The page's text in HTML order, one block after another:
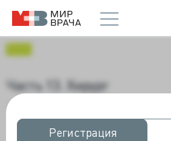
Регистрация
Регистрация
Блоги
Часть 13. Хирург